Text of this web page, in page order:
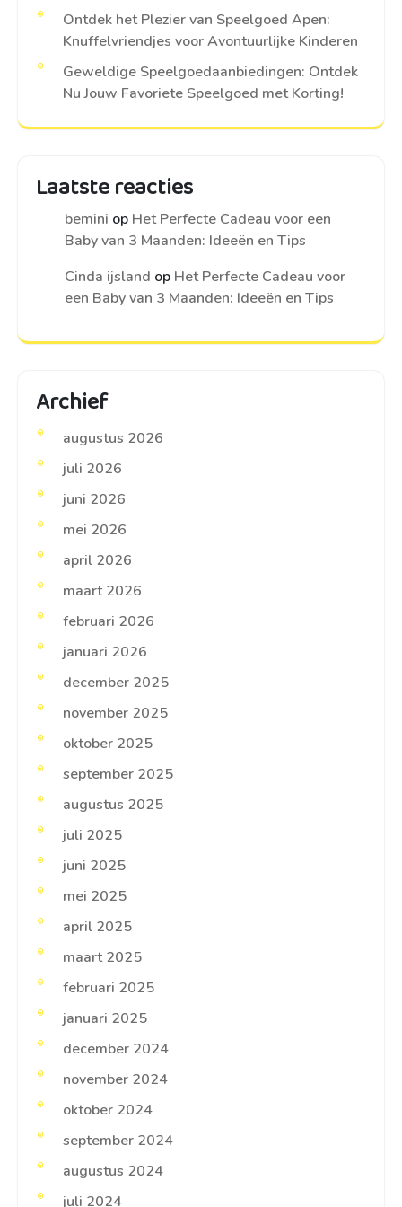
Ontdek het Plezier van Speelgoed Apen:
Knuffelvriendjes voor Avontuurlijke Kinderen
Geweldige Speelgoedaanbiedingen: Ontdek
Nu Jouw Favoriete Speelgoed met Korting!
Laatste reacties
bemini op Het Perfecte Cadeau voor een
Baby van 3 Maanden: Ideeën en Tips
Cinda ijsland op Het Perfecte Cadeau voor
een Baby van 3 Maanden: Ideeën en Tips
Archief
augustus 2026
juli 2026
juni 2026
mei 2026
april 2026
maart 2026
februari 2026
januari 2026
december 2025
november 2025
oktober 2025
september 2025
augustus 2025
juli 2025
juni 2025
mei 2025
april 2025
maart 2025
februari 2025
januari 2025
december 2024
november 2024
oktober 2024
september 2024
augustus 2024
juli 2024